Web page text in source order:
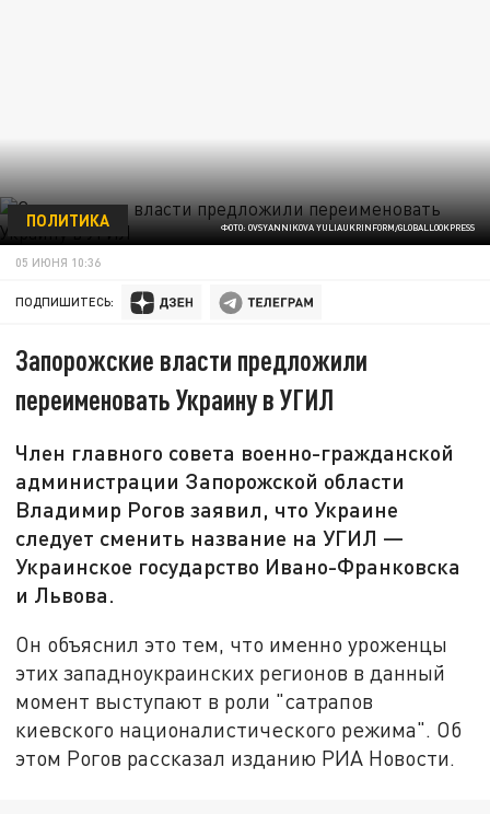
ФОТО: OVSYANNIKOVA YULIAUKRINFORM/GLOBALLOOKPRESS
ПОЛИТИКА
05 ИЮНЯ 10:36
ПОДПИШИТЕСЬ:
Запорожские власти предложили
переименовать Украину в УГИЛ
Член главного совета военно-гражданской
администрации Запорожской области
Владимир Рогов заявил, что Украине
следует сменить название на УГИЛ —
Украинское государство Ивано-Франковска
и Львова.
Он объяснил это тем, что именно уроженцы
этих западноукраинских регионов в данный
момент выступают в роли "сатрапов
киевского националистического режима". Об
этом Рогов рассказал изданию РИА Новости.